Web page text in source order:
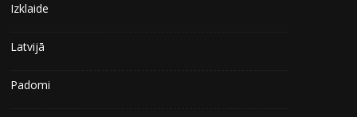
Izklaide
Latvijā
Padomi